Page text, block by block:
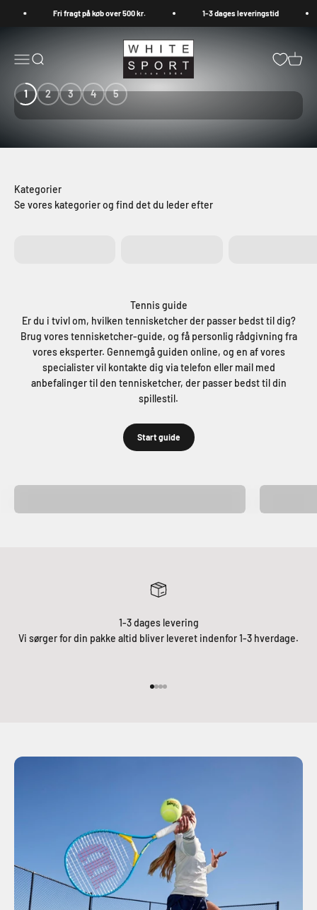
Fri fragt på køb over 500 kr. 1-3 dages leveringstid
Åbn navigationsmenu
Åbn søgefunktion
Whitesport.com
Åbn
30 dages garanti – selv brugte
Klik her
1
2 3 4 5
Se vores kategorier og find det du leder efter
Tennis guide
Er du i tvivl om, hvilken tennisketcher der passer bedst til dig?
Brug vores tennisketcher-guide, og få personlig rådgivning fra
vores eksperter. Gennemgå guiden online, og en af vores
specialister vil kontakte dig via telefon eller mail med
anbefalinger til den tennisketcher, der passer bedst til din
spillestil.
Start guide
1-3 dages levering
Vi sørger for din pakke altid bliver leveret indenfor 1-3 hverdage.